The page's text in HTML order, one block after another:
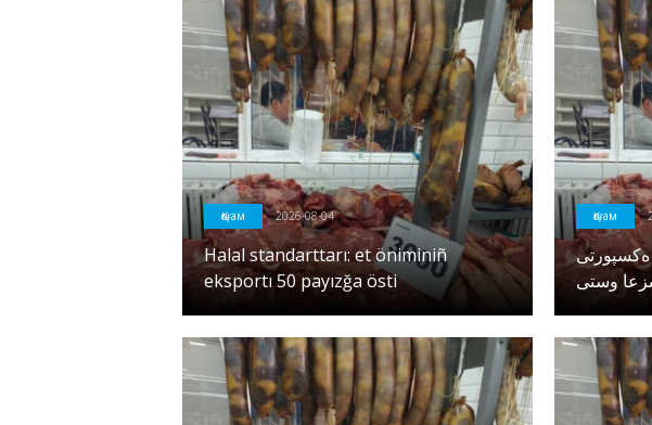
Қоғам 2026-08-04
Halal standarttarı: et öniminiñ
eksportı 50 payızğa östi
Қоғам
ەكسپورتى